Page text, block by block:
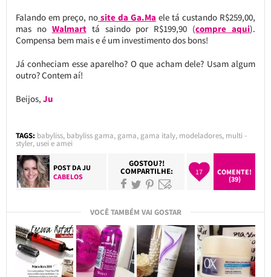
Falando em preço, nosite da Ga.Ma ele tá custando R$259,00,
mas no Walmarttá saindo por R$199,90 (compre aqui).
Compensa bem mais e é um investimento dos bons!
Já conheciam esse aparelho? O que acham dele? Usam algum
outro? Contem aí!
Beijos, Ju
TAGS: babyliss, babyliss gama, gama, gama italy, modeladores, multi -
styler, usei e amei
POST DAJU
CABELOS
GOSTOU?!
COMPARTILHE: 17
COMENTE!
(39)
VOCÊ TAMBÉM VAI GOSTAR